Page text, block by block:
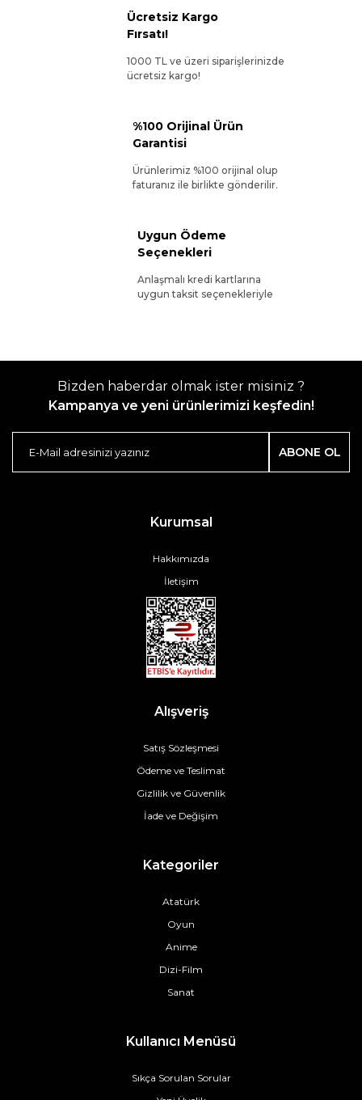
Ücretsiz Kargo
Fırsatı!
1000 TL ve üzeri siparişlerinizde
ücretsiz kargo!
%100 Orijinal Ürün
Garantisi
Ürünlerimiz %100 orijinal olup
faturanız ile birlikte gönderilir.
Uygun Ödeme
Seçenekleri
Anlaşmalı kredi kartlarına
uygun taksit seçenekleriyle
Bizden haberdar olmak ister misiniz ?
Kampanya ve yeni ürünlerimizi keşfedin!
ABONE OL
Kurumsal
Hakkımızda
İletişim
Alışveriş
Satış Sözleşmesi
Ödeme ve Teslimat
Gizlilik ve Güvenlik
İade ve Değişim
Kategoriler
Atatürk
Oyun
Anime
Dizi-Film
Sanat
Kullanıcı Menüsü
Sıkça Sorulan Sorular